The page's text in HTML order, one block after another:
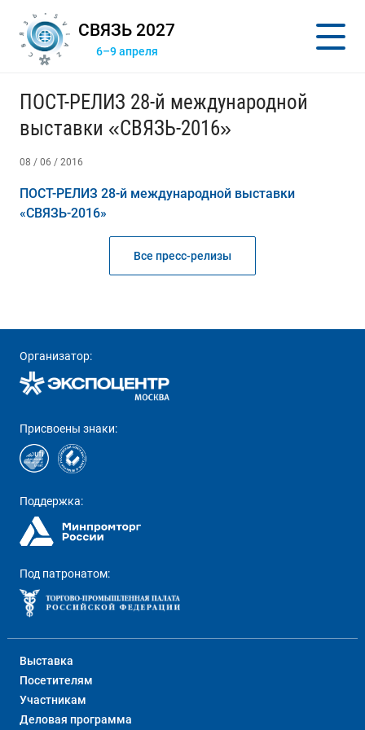
СВЯЗЬ 2027
6–9 апреля
ПОСТ-РЕЛИЗ 28-й международной
выставки «СВЯЗЬ-2016»
08 / 06 / 2016
ПОСТ-РЕЛИЗ 28-й международной выставки
«СВЯЗЬ-2016»
Все пресс-релизы
Организатор:
Присвоены знаки:
Поддержка:
Под патронатом:
Выставка
Посетителям
Участникам
Деловая программа